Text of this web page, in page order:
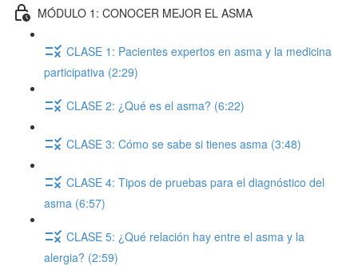
MÓDULO 1: CONOCER MEJOR EL ASMA
CLASE 1: Pacientes expertos en asma y la medicina
participativa (2:29)
CLASE 2: ¿Qué es el asma? (6:22)
CLASE 3: Cómo se sabe si tienes asma (3:48)
CLASE 4: Tipos de pruebas para el diagnóstico del
asma (6:57)
CLASE 5: ¿Qué relación hay entre el asma y la
alergia? (2:59)